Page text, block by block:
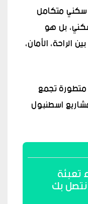
متكامل
بل هو
الراحة، الأمان،
تجمع
اسطنبول
تعبئةبك